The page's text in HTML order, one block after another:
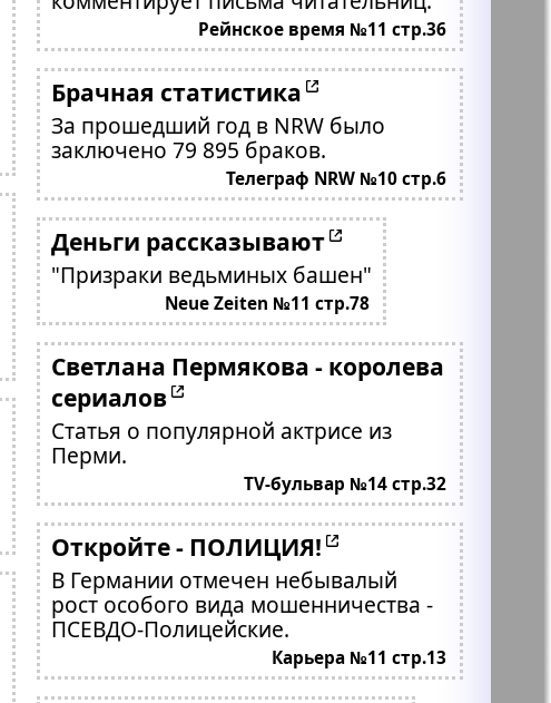
Рейнское время №11 стр.36
Брачная статистика
За прошедший год в NRW было
заключено 79 895 браков.
Телеграф NRW №10 стр.6
Деньги рассказывают
"Призраки ведьминых башен"
Neue Zeiten №11 стр.78
Светлана Пермякова - королева
сериалов
Статья о популярной актрисе из
Перми.
TV-бульвар №14 стр.32
Откройте - ПОЛИЦИЯ!
В Германии отмечен небывалый
рост особого вида мошенничества -
ПСЕВДО-Полицейские.
Карьера №11 стр.13